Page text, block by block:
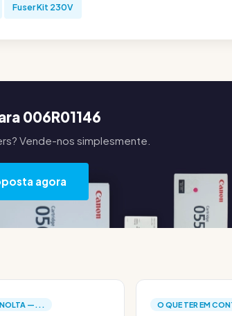
Fuser Kit 230V
006R01146
Vende-nos simplesmente.
agora
—... O QUE TER EM